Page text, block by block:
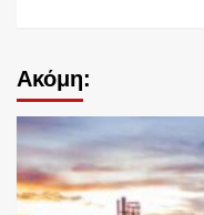
Ακόμη: